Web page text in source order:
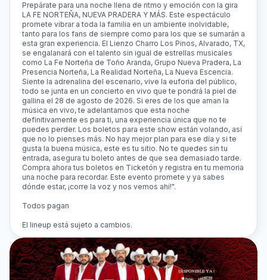
Prepárate para una noche llena de ritmo y emoción con la gira
LA FE NORTEÑA, NUEVA PRADERA Y MÁS. Este espectáculo
promete vibrar a toda la familia en un ambiente inolvidable,
tanto para los fans de siempre como para los que se sumarán a
esta gran experiencia. El Lienzo Charro Los Pinos, Alvarado, TX,
se engalanará con el talento sin igual de estrellas musicales
como La Fe Norteña de Toño Aranda, Grupo Nueva Pradera, La
Presencia Norteña, La Realidad Norteña, La Nueva Escencia.
Siente la adrenalina del escenario, vive la euforia del público,
todo se junta en un concierto en vivo que te pondrá la piel de
gallina el 28 de agosto de 2026. Si eres de los que aman la
música en vivo, te adelantamos que esta noche
definitivamente es para ti, una experiencia única que no te
puedes perder. Los boletos para este show están volando, así
que no lo pienses más. No hay mejor plan para ese día y si te
gusta la buena música, este es tu sitio. No te quedes sin tu
entrada, asegura tu boleto antes de que sea demasiado tarde.
Compra ahora tus boletos en Ticketón y registra en tu memoria
una noche para recordar. Este evento promete y ya sabes
dónde estar, ¡corre la voz y nos vemos ahí!".
Todos pagan
El lineup está sujeto a cambios.